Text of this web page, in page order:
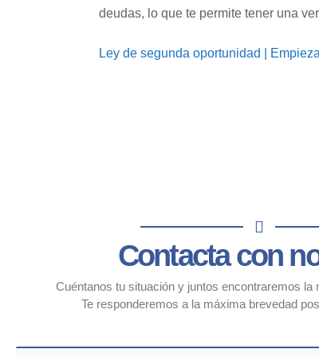
deudas, lo que te permite tener una
Ley de segunda oportunidad |
Contacta con
Cuéntanos tu situación y juntos encontraremos la
Te responderemos a la máxima brevedad